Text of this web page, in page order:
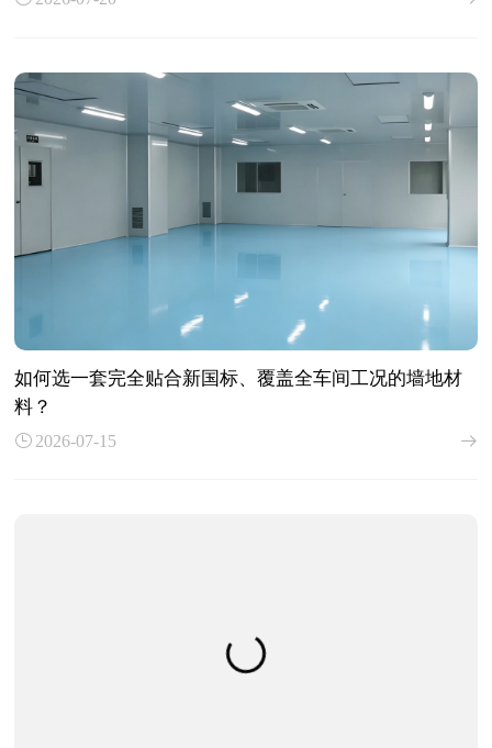
如何选一套完全贴合新国标、覆盖全车间工况的墙地材
料？
2026-07-15